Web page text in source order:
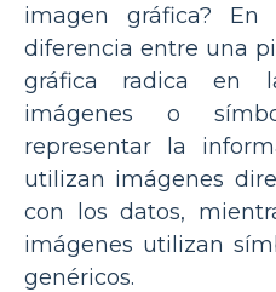
imagen gráfica? En
diferencia entre una
gráfica radica en
imágenes o
representar la
utilizan imágenes
con los datos,
imágenes utilizan
genéricos.